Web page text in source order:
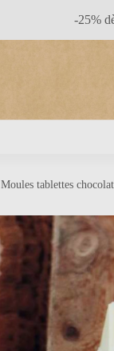
-25%
Moules tablettes chocolat